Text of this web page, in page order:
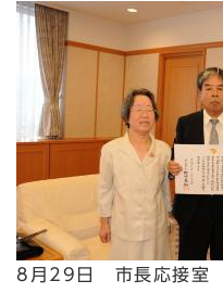
8月29日 市長応接室